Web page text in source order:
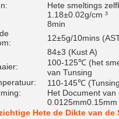
Hete smeltings
1.18±0.02g/cm ³
8min
12±5g/10mins
84±3 (Kust A)
100-125℃ (het
van Tunsing
110-145℃
Het Document
0.0125mm0.15mm
Hete de Dikte van de